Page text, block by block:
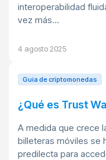
interoperabilidad
vez más...
4 agosto 2025
Guía de criptomonedas
¿Qué es Trust
A medida que crece
billeteras móviles se
predilecta para